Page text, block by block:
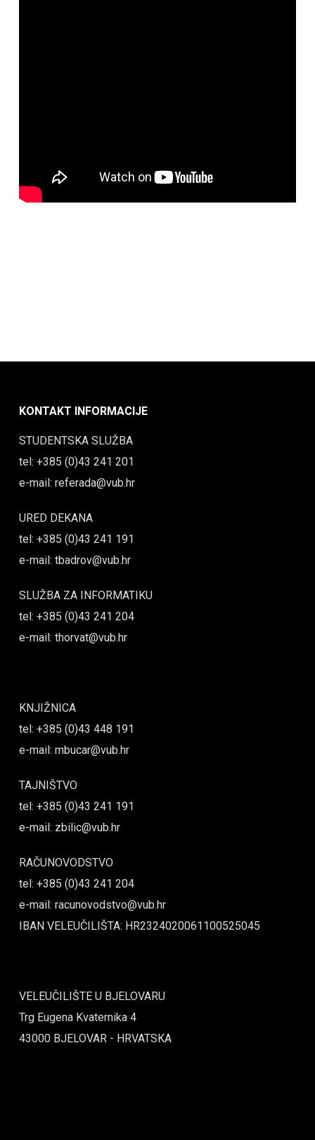
KONTAKT INFORMACIJE
STUDENTSKA SLUŽBA
tel: +385 (0)43 241 201
e-mail: referada@vub.hr
URED DEKANA
tel: +385 (0)43 241 191
e-mail: tbadrov@vub.hr
SLUŽBA ZA INFORMATIKU
tel: +385 (0)43 241 204
e-mail: thorvat@vub.hr
KNJIŽNICA
tel: +385 (0)43 448 191
e-mail: mbucar@vub.hr
TAJNIŠTVO
tel: +385 (0)43 241 191
e-mail: zbilic@vub.hr
RAČUNOVODSTVO
tel: +385 (0)43 241 204
e-mail: racunovodstvo@vub.hr
IBAN VELEUČILIŠTA: HR2324020061100525045
VELEUČILIŠTE U BJELOVARU
Trg Eugena Kvaternika 4
43000 BJELOVAR - HRVATSKA